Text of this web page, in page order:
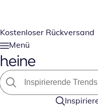
Kostenloser Rückversand
Menü